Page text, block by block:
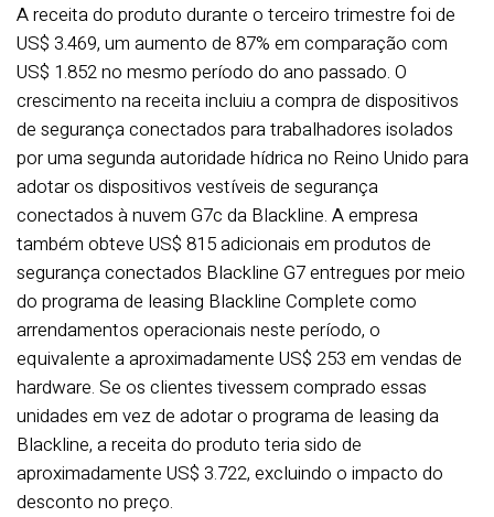
A receita do produto durante o terceiro trimestre foi de
US$ 3.469, um aumento de 87% em comparação com
US$ 1.852 no mesmo período do ano passado. O
crescimento na receita incluiu a compra de dispositivos
de segurança conectados para trabalhadores isolados
por uma segunda autoridade hídrica no Reino Unido para
adotar os dispositivos vestíveis de segurança
conectados à nuvem G7c da Blackline. A empresa
também obteve US$ 815 adicionais em produtos de
segurança conectados Blackline G7 entregues por meio
do programa de leasing Blackline Complete como
arrendamentos operacionais neste período, o
equivalente a aproximadamente US$ 253 em vendas de
hardware. Se os clientes tivessem comprado essas
unidades em vez de adotar o programa de leasing da
Blackline, a receita do produto teria sido de
aproximadamente US$ 3.722, excluindo o impacto do
desconto no preço.